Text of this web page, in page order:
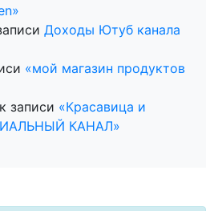
Доходы Ютуб канала
«мой магазин продуктов
к записи «Красавица и
КАНАЛ»